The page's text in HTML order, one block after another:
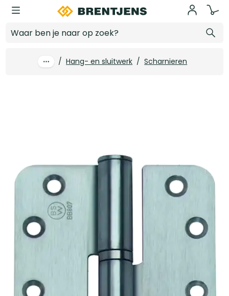
Ga naar hoofdinhoud
/ Hang- en sluitwerk / Scharnieren
Log in voor prijzen